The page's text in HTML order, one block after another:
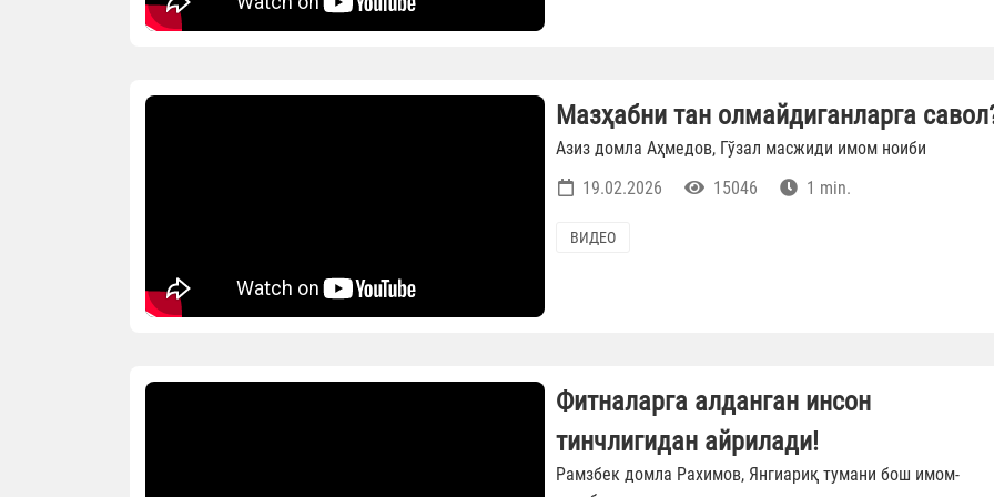
Мазҳабни тан олмайдиганларга
Азиз домла Аҳмедов, Гўзал масжиди имом ноиби
19.02.2026
15046 1 min.
ВИДЕО
Фитналарга алданган инсон
тинчлигидан айрилади!
Рамзбек домла Рахимов, Янгиариқ тумани бош имом-